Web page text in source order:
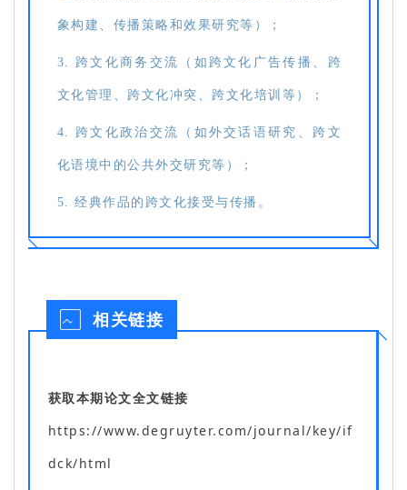
象构建、传播策略和效果研究等）；
3. 跨文化商务交流（如跨文化广告传播、跨
文化管理、跨文化冲突、跨文化培训等）；
4. 跨文化政治交流（如外交话语研究、跨文
化语境中的公共外交研究等）；
5. 经典作品的跨文化接受与传播。
相关链接
获取本期论文全文链接
https://www.degruyter.com/journal/key/if
dck/html